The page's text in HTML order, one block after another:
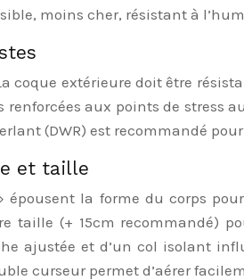
moins cher, résistant à
coque extérieure doit être
renforcées aux points de
(DWR) est recommandé
et taille
épousent la forme du corps
taille (+ 15cm recommandé)
ajustée et d’un col isolant
curseur permet d’aérer